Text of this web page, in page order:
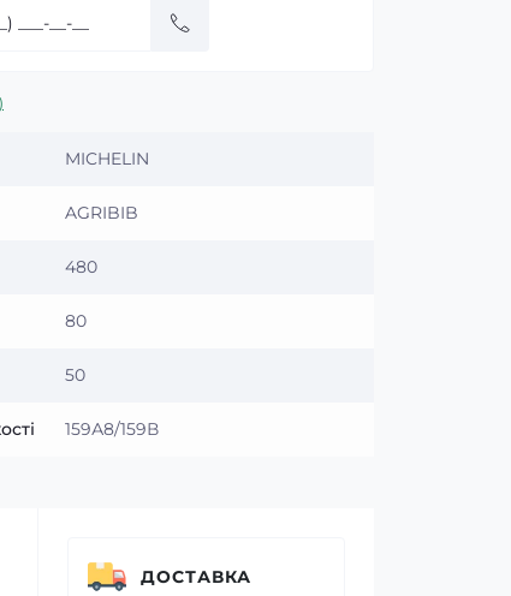
MICHELIN
AGRIBIB
480
80
50
159А8/159В
ДОСТАВКА